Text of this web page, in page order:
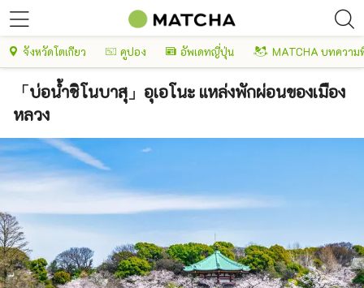
จังหวัดโตเกียว คูปอง อัพเดทญี่ปุ่น MATCHA บทความ
「บ่อน้ำชิโนบาสุ」อุเอโนะ แหล่งพักผ่อนของเมือง
หลวง